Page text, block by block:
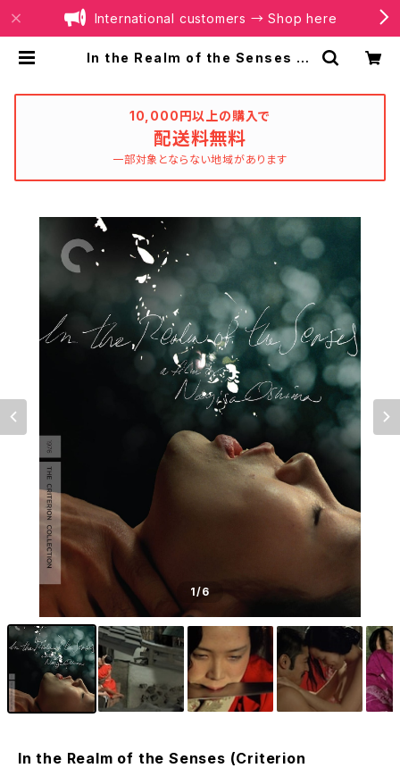
International customers → Shop here
In the Realm of the Senses (C
®
10,000円以上の購入で
配送料無料
一部対象とならない地域があります
1/6
In the Realm of the Senses (Criterion